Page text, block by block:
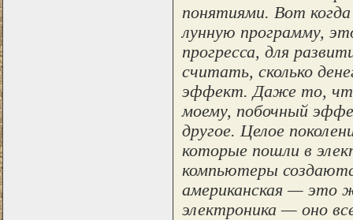
понятиями. Вот
лунную программу,
прогресса, для
считать, сколько
эффект. Даже то, что
моему, побочный
другое. Целое
которые пошли в
компьютеры
американская — это
электроника — оно